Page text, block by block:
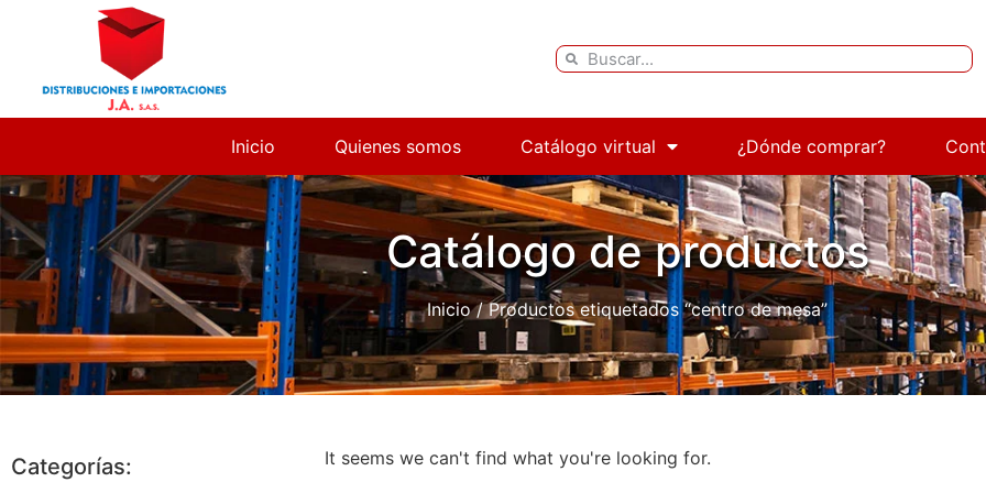
Inicio Quienes somos Catálogo virtual ¿Dónde comprar?
Catálogo de productos
Inicio/ Productos etiquetados “centro de mesa”
Categorías: It seems we can't find what you're looking for.